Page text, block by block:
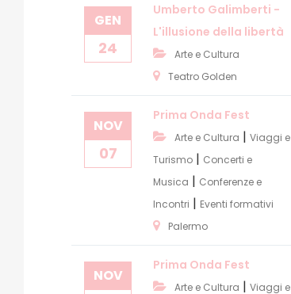
GEN
24
Umberto Galimberti -
L'illusione della libertà
Arte e Cultura
Teatro Golden
NOV
07
Prima Onda Fest
Arte e Cultura | Viaggi e
Turismo | Concerti e
Musica | Conferenze e
Incontri | Eventi formativi
Palermo
NOV
Prima Onda Fest
Arte e Cultura | Viaggi e